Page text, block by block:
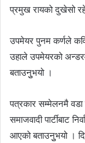
प्रमुख रायको दुखेसो
उपमेयर पुनम कर्णले
उहाले उपमेयरको
बताउनुुभयो ।
पत्रकार सम्मेलनमै
समाजवादी पार्टीबाट
आएको बताउनुुभयो ।